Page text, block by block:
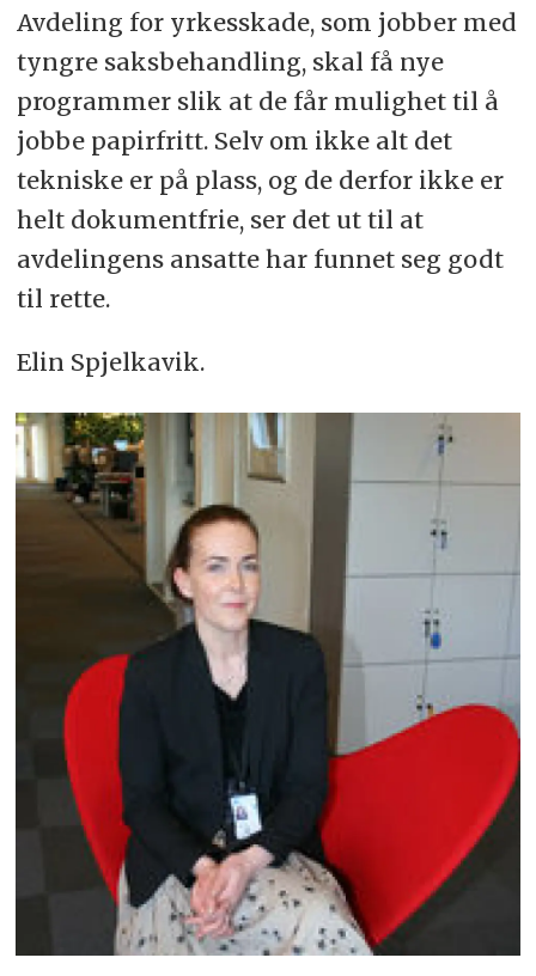
Avdeling for yrkesskade, som jobber med
tyngre saksbehandling, skal få nye
programmer slik at de får mulighet til å
jobbe papirfritt. Selv om ikke alt det
tekniske er på plass, og de derfor ikke er
helt dokumentfrie, ser det ut til at
avdelingens ansatte har funnet seg godt
til rette.
Elin Spjelkavik.